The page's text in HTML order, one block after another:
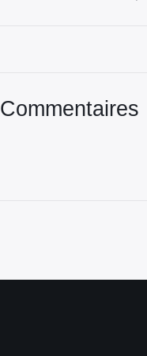
Commentaires